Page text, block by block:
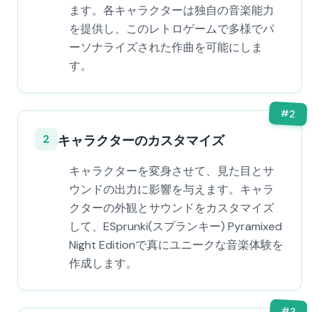
ます。各キャラクターは独自の音楽能力
を提供し、このレトロゲームで多様でパ
ーソナライズされた作曲を可能にしま
す。
#2
2 キャラクターのカスタマイズ
キャラクターを変身させて、見た目とサ
ウンドの出力に影響を与えます。キャラ
クターの外観とサウンドをカスタマイズ
して、ESprunki(スプランキー) Pyramixed
Night Editionで真にユニークな音楽体験を
作成します。